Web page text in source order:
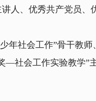
、优秀共产党员、
社会工作”骨干教师
—社会工作实验教学”